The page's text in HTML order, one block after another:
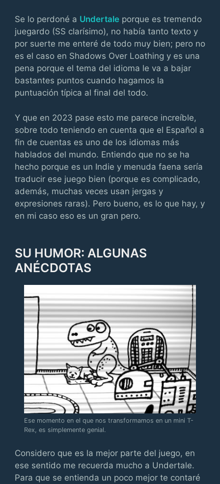
Se lo perdoné a Undertale porque es tremendo
juegardo (SS clarísimo), no había tanto texto y
por suerte me enteré de todo muy bien; pero no
es el caso en Shadows Over Loathing y es una
pena porque el tema del idioma le va a bajar
bastantes puntos cuando hagamos la
puntuación típica al final del todo.
Y que en 2023 pase esto me parece increíble,
sobre todo teniendo en cuenta que el Español a
fin de cuentas es uno de los idiomas más
hablados del mundo. Entiendo que no se ha
hecho porque es un Indie y menuda faena sería
traducir ese juego bien (porque es complicado,
además, muchas veces usan jergas y
expresiones raras). Pero bueno, es lo que hay, y
en mi caso eso es un gran pero.
SU HUMOR: ALGUNAS
ANÉCDOTAS
Ese momento en el que nos transformamos en un mini T-
Rex, es simplemente genial.
Considero que es la mejor parte del juego, en
ese sentido me recuerda mucho a Undertale.
Para que se entienda un poco mejor te contaré